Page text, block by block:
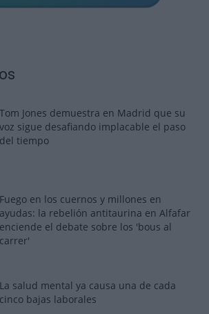
Tom Jones demuestra en Madrid que su
voz sigue desafiando implacable el paso
del tiempo
Fuego en los cuernos y millones en
ayudas: la rebelión antitaurina en Alfafar
enciende el debate sobre los 'bous al
carrer'
La salud mental ya causa una de cada
cinco bajas laborales